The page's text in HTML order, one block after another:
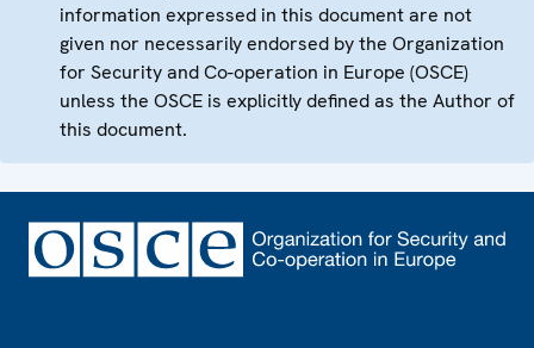
information expressed in this document are not
given nor necessarily endorsed by the Organization
for Security and Co-operation in Europe (OSCE)
unless the OSCE is explicitly defined as the Author of
this document.